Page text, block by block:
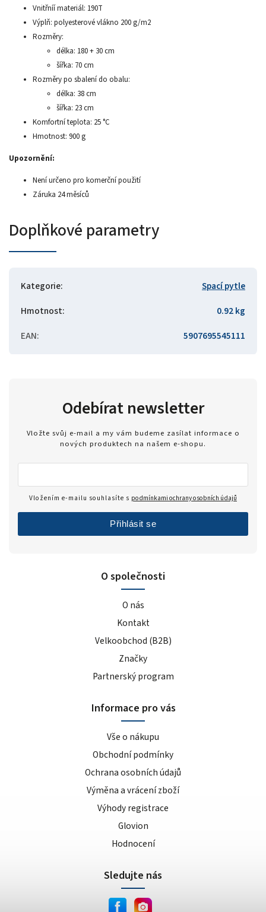
Vnitřníí materiál: 190T
Výplň: polyesterové vlákno 200 g/m2
Rozměry:
délka: 180 + 30 cm
šířka: 70 cm
Rozměry po sbalení do obalu:
délka: 38 cm
šířka: 23 cm
Komfortní teplota: 25 °C
Hmotnost: 900 g
Upozornění:
Není určeno pro komerční použití
Záruka 24 měsíců
Doplňkové parametry
Kategorie:
Spací pytle
Hmotnost:
0.92 kg
EAN: 5907695545111
O společnosti
O nás
Kontakt
Velkoobchod (B2B)
Značky
Partnerský program
Informace pro vás
Vše o nákupu
Obchodní podmínky
Ochrana osobních údajů
Výměna a vrácení zboží
Výhody registrace
Glovion
Hodnocení
Odebírat newsletter
Vložte svůj e-mail a my vám budeme zasílat informace o
nových produktech na našem e-shopu.
Vložením e-mailu souhlasíte s podmínkami ochrany osobních údajů
Přihlásit se
Sledujte nás